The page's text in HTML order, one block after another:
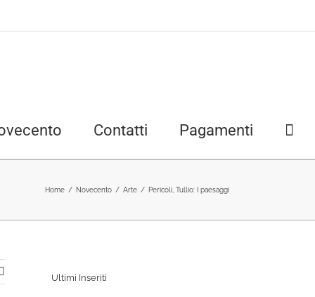
Contatti Pagamenti
Home / Novecento / Arte / Pericoli, Tullio: I paesaggi
Ultimi Inseriti